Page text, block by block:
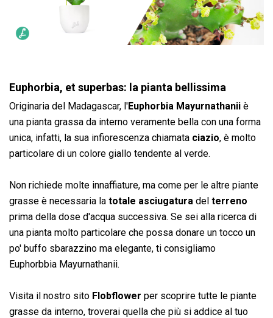
Euphorbia, et superbas: la pianta bellissima
Originaria del Madagascar, l'Euphorbia Mayurnathanii è
una pianta grassa da interno veramente bella con una forma
unica, infatti, la sua infiorescenza chiamata ciazio, è molto
particolare di un colore giallo tendente al verde.
Non richiede molte innaffiature, ma come per le altre piante
grasse è necessaria la totale asciugatura del terreno
prima della dose d'acqua successiva. Se sei alla ricerca di
una pianta molto particolare che possa donare un tocco un
po' buffo sbarazzino ma elegante, ti consigliamo
Euphorbbia Mayurnathanii.
Visita il nostro sito Flobflower per scoprire tutte le piante
grasse da interno, troverai quella che più si addice al tuo